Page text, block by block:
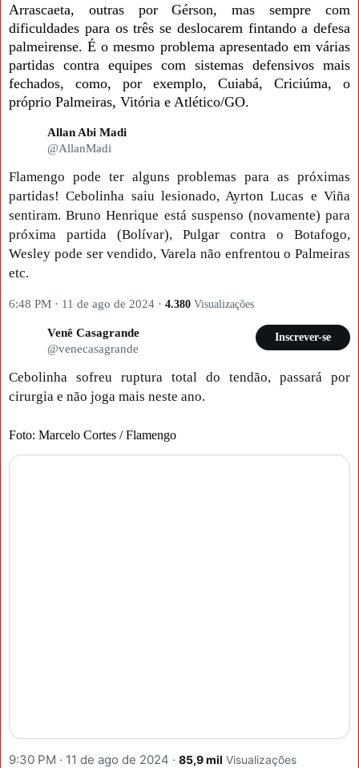
Arrascaeta, outras por Gérson, mas sempre com
dificuldades para os três se deslocarem fintando a defesa
palmeirense. É o mesmo problema apresentado em várias
partidas contra equipes com sistemas defensivos mais
fechados, como, por exemplo, Cuiabá, Criciúma, o
próprio Palmeiras, Vitória e Atlético/GO.
Allan Abi Madi
@AllanMadi
Flamengo pode ter alguns problemas para as próximas
partidas! Cebolinha saiu lesionado, Ayrton Lucas e Viña
sentiram. Bruno Henrique está suspenso (novamente) para
próxima partida (Bolívar), Pulgar contra o Botafogo,
Wesley pode ser vendido, Varela não enfrentou o Palmeiras
etc.
6:48 PM · 11 de ago de 2024 · 4.380 Visualizações
Venê Casagrande
@venecasagrande
Inscrever-se
Cebolinha sofreu ruptura total do tendão, passará por
cirurgia e não joga mais neste ano.
Foto: Marcelo Cortes / Flamengo
9:30 PM · 11 de ago de 2024 · 85,9 mil Visualizações